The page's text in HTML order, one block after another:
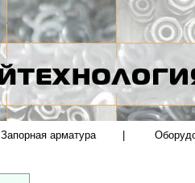
Запорная арматура